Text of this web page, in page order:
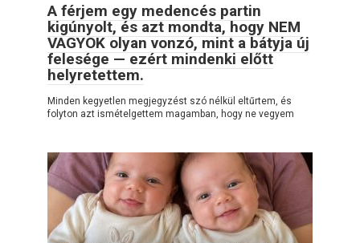
A férjem egy medencés partin
kigúnyolt, és azt mondta, hogy NEM
VAGYOK olyan vonzó, mint a bátyja új
felesége — ezért mindenki előtt
helyretettem.
Minden kegyetlen megjegyzést szó nélkül eltűrtem, és
folyton azt ismételgettem magamban, hogy ne vegyem